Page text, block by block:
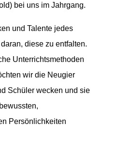
bei uns im Jahrgang.
und Talente jedes
diese zu entfalten.
Unterrichtsmethoden
wir die Neugier
Schüler wecken und sie
Persönlichkeiten